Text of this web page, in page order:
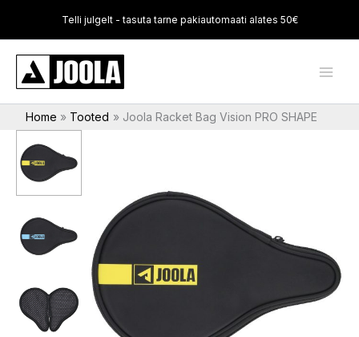
content
Telli julgelt - tasuta tarne pakiautomaati alates 50€
Home Tooted Joola Racket Bag Vision PRO SHAPE
Racket
Bag
Vision
SHAPE
kogus